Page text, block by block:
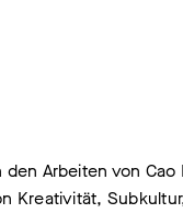
Arbeiten von
Kreativität,